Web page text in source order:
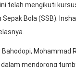
telah mengikuti
Bola (SSB).
Mohammad
mendorong